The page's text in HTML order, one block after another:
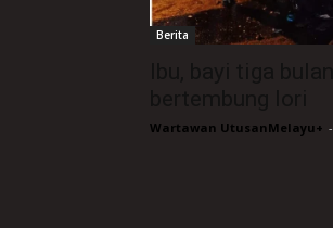
Berita
Wartawan UtusanMelayu+ -